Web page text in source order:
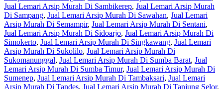
Jual Lemari Arsip Murah Di Sambikerep, Jual Lemari Arsip Murah
Di Sampang, Jual Lemari Arsip Murah Di Sawahan, Jual Lemari
Arsip Murah Di Semampir, Jual Lemari Arsip Murah Di Sentani,
Jual Lemari Arsip Murah Di Sidoarjo, Jual Lemari Arsip Murah Di
Simokerto, Jual Lemari Arsip Murah Di Singkawang, Jual Lemari
Arsip Murah Di Sukolilo, Jual Lemari Arsip Murah Di
Sukomanunggal, Jual Lemari Arsip Murah Di Sumba Barat, Jual
Lemari Arsip Murah Di Sumba Timur, Jual Lemari Arsip Murah Di
Sumenep, Jual Lemari Arsip Murah Di Tambaksari, Jual Lemari
Arsip Murah Di Tandes, Jual Lemari Arsip Murah Di Tanjung Selor,